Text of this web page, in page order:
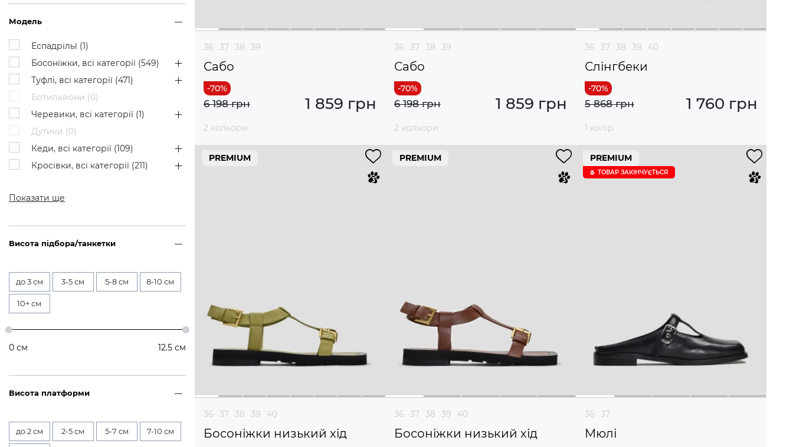
Модель
Еспадрільї (1)
Босоніжки, всі категорії (549)
Туфлі, всі категорії (471)
Ботильйони (0)
Черевики, всі категорії (1)
Дутики (0)
Кеди, всі категорії (109)
Кросівки, всі категорії (211)
Показати ще
Висота підбора/танкетки
до 3 см 3-5 см 5-8 см 8-10 см
10+ см
0 см 12.5 см
Висота платформи
до 2 см 2-5 см 5-7 см 7-10 см
36 37 38 39
Сабо
1 859 грн
6 198 грн
2 кольори
36 37 38 39
Сабо
1 859 грн
6 198 грн
2 кольори
36 37 38 39 40
Слінгбеки
1 760 грн
5 868 грн
1 колір
PREMIUM
36 37 38 39 40
Босоніжки низький хід
PREMIUM
36 37 38 39 40
Босоніжки низький хід
PREMIUM
ТОВАР ЗАКІНЧУЄTЬСЯ
36 37
Мюлі